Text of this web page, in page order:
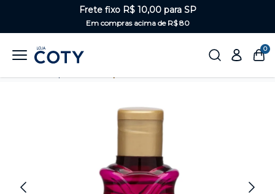
Frete fixo R$ 10,00 para SP
Em compras acima de R$ 80
0